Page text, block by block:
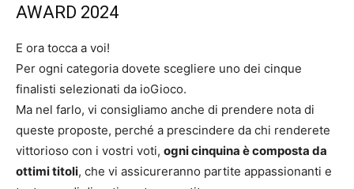
AWARD 2024
E ora tocca a voi!
Per ogni categoria dovete scegliere uno dei cinque
finalisti selezionati da ioGioco.
Ma nel farlo, vi consigliamo anche di prendere nota di
queste proposte, perché a prescindere da chi renderete
vittorioso con i vostri voti, ogni cinquina è composta da
ottimi titoli, che vi assicureranno partite appassionanti e